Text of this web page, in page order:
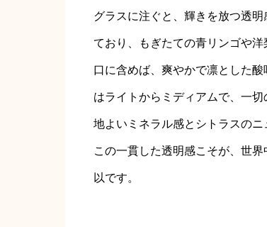
グラスに注ぐと、輝きを放つ透
ており、もぎたての青リンゴや
口に含めば、爽やかで凛とした
はライトからミディアムで、一
地よいミネラル感とシトラスの
この一貫した透明感こそが、世
以です。